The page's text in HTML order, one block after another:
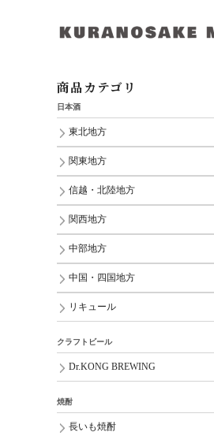
商品カテゴリ
日本酒
東北地方
関東地方
信越・北陸地方
関西地方
中部地方
中国・四国地方
リキュール
クラフトビール
Dr.KONG BREWING
焼酎
長いも焼酎